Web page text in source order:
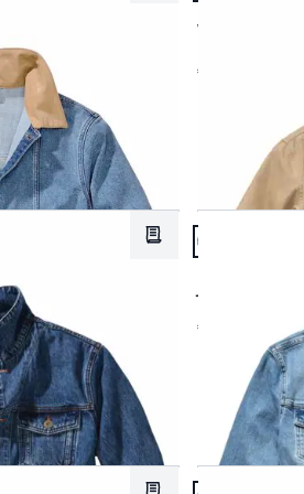
Grün
Schwarz
Abbrechen
Regular Fit
Werk-Joppe
€ 169,95
Merkzettel
Artikel 5 von
Passform
Regular Fit
€ 129,95
Artikel 8 von